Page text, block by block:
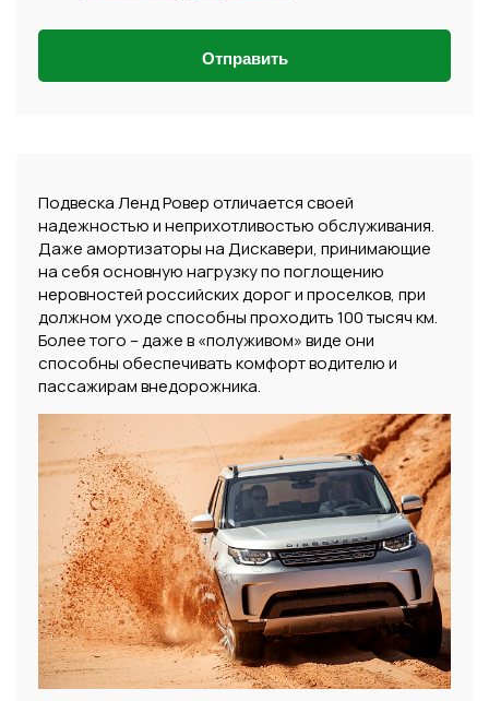
Отправить
Подвеска Ленд Ровер отличается своей
надежностью и неприхотливостью обслуживания.
Даже амортизаторы на Дискавери, принимающие
на себя основную нагрузку по поглощению
неровностей российских дорог и проселков, при
должном уходе способны проходить 100 тысяч км.
Более того – даже в «полуживом» виде они
способны обеспечивать комфорт водителю и
пассажирам внедорожника.